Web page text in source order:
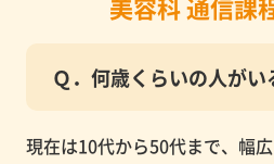
Ｑ．何歳くらいの人がい
現在は10代から50代まで、幅